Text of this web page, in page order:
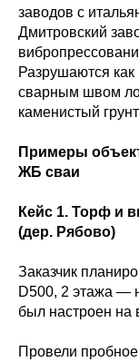
заводов с
Дмитровский
Разрушаются
сварным швом
каменистый
Примеры
ЖБ сваи
Кейс 1. Торф и
(дер. Рябово)
Заказчик
D500, 2 этажа —
был настроен на
Провели